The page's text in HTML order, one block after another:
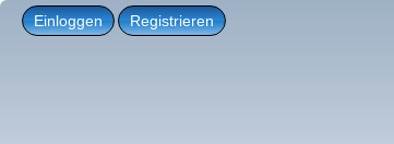
Einloggen Registrieren